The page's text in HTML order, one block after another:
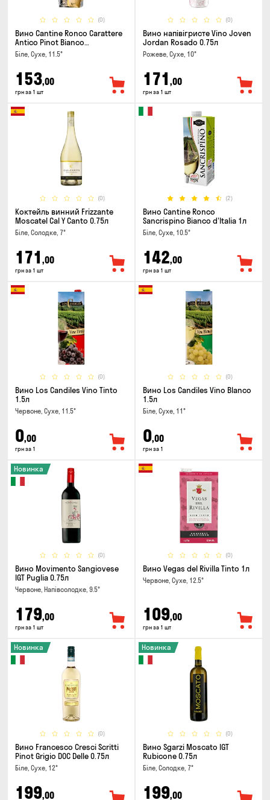
(0)
Вино Cantine Ronco Carattere
Antico Pinot Bianco
Chardonnay Rubicone IGT 1л
Біле, Сухе, 11.5°
153,00
грн за 1 шт
(0)
Вино напівігристе Vino Joven
Jordan Rosado 0.75л
Рожеве, Сухе, 10°
171 ,00
грн за 1 шт
(0)
Коктейль винний Frizzante
Moscatel Cal Y Canto 0.75л
Біле, Солодке, 7°
171 ,00
грн за 1 шт
(2)
Вино Cantine Ronco
Sancrispino Bianco d'Italia 1л
Біле, Сухе, 10.5°
142,00
грн за 1 шт
(0)
Вино Los Candiles Vino Tinto
1.5л
Червоне, Сухе, 11.5°
0,00
грн за 1
(0)
Вино Los Candiles Vino Blanco
1.5л
Біле, Сухе, 11°
0,00
грн за 1
(0)
Новинка
Вино Movimento Sangiovese
IGT Puglia 0.75л
Червоне, Напівсолодке, 9.5°
179,00
грн за 1 шт
(0)
Вино Vegas del Rivilla Tinto 1л
Червоне, Сухе, 12.5°
109,00
грн за 1 шт
(0)
Новинка
Вино Francesco Cresci Scritti
Pinot Grigio DOC Delle 0.75л
Біле, Сухе, 12°
199,00
(0)
Новинка
Вино Sgarzi Moscato IGT
Rubicone 0.75л
Біле, Солодке, 7°
199,00